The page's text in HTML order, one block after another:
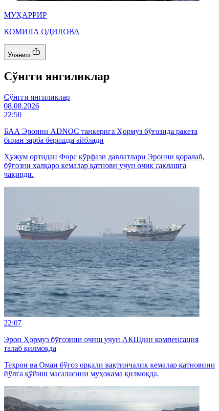
МУҲАРРИР
КОМИЛА ОДИЛОВА
Уланиш
Cўнгги янгиликлар
Cўнгги янгиликлар
08.08.2026
22:50
БАА Эронни ADNOC танкерига Ҳормуз бўғозида ракета
билан зарба беришда айблади
Ҳужум ортидан Форс кўрфази давлатлари Эронни қоралаб,
бўғозни халқаро кемалар қатнови учун очиқ сақлашга
чақирди.
22:07
Эрон Ҳормуз бўғозини очиш учун АҚШдан компенсация
талаб қилмоқда
Теҳрон ва Оман бўғоз орқали вақтинчалик кемалар қатновини
йўлга қўйиш масаласини муҳокама қилмоқда.